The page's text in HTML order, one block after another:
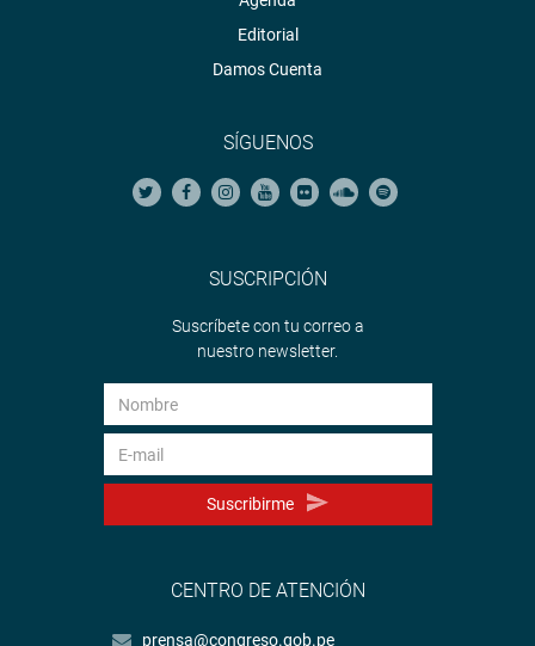
Editorial
Damos Cuenta
SÍGUENOS
SUSCRIPCIÓN
Suscríbete con tu correo a
nuestro newsletter.
Suscribirme
CENTRO DE ATENCIÓN
prensa@congreso.gob.pe